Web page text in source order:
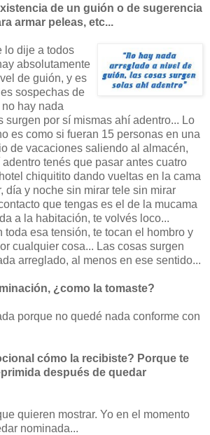
de un guión o de sugerencia
armar peleas, etc...
lo dije a todos
absolutamente
de guión, y es
sospechas de
hay nada
surgen por sí mismas ahí adentro... Lo
es como si fueran 15 personas en una
de vacaciones saliendo al almacén,
tenés que pasar antes cuatro
chiquitito dando vueltas en la cama
día y noche sin mirar tele sin mirar
que tengas es el de la mucama
a la habitación, te volvés loco...
toda esa tensión, te tocan el hombro y
cualquier cosa... Las cosas surgen
arreglado, al menos en ese sentido...
¿como la tomaste?
porque no quedé nada conforme con
cómo la recibiste? Porque te
después de quedar
quieren mostrar. Yo en el momento
nominada...